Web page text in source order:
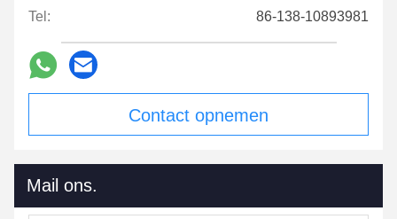
Tel: 86-138-10893981
Contact opnemen
Mail ons.